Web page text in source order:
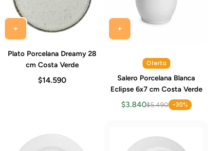
Plato Porcelana Dreamy 28
cm Costa Verde
$14.590
Oferta
Salero Porcelana Blanca
Eclipse 6x7 cm Costa Verde
$3.840$5.490 -30%